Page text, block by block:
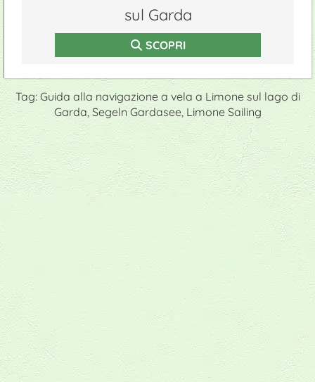
sul Garda
SCOPRI
Tag: Guida alla navigazione a vela a Limone sul lago di
Garda, Segeln Gardasee, Limone Sailing